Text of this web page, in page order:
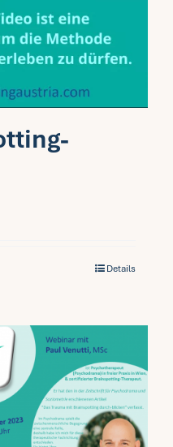
Details